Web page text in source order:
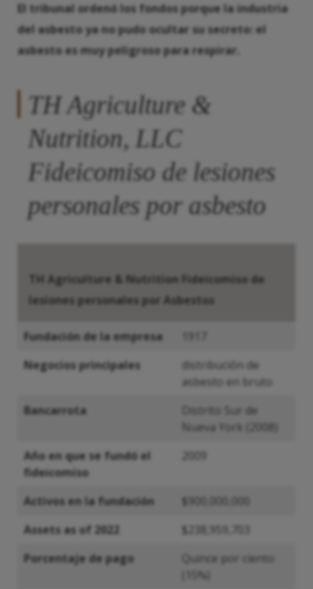
El tribunal ordenó los fondos porque la industria
del asbesto ya no pudo ocultar su secreto: el
asbesto es muy peligroso para respirar.
TH Agriculture &
Nutrition, LLC
Fideicomiso de lesiones
personales por asbesto
TH Agriculture & Nutrition Fideicomiso de
lesiones personales por Asbestos
Fundación de la empresa
Negocios principales
distribución de
asbesto en bruto
Bancarrota
Distrito Sur de
Nueva York (2008)
Año en que se fundó el
fideicomiso
2009
Activos en la fundación
$900,000,000
Assets as of 2022
$238,959,703
Porcentaje de pago
Quince por ciento
(15%)